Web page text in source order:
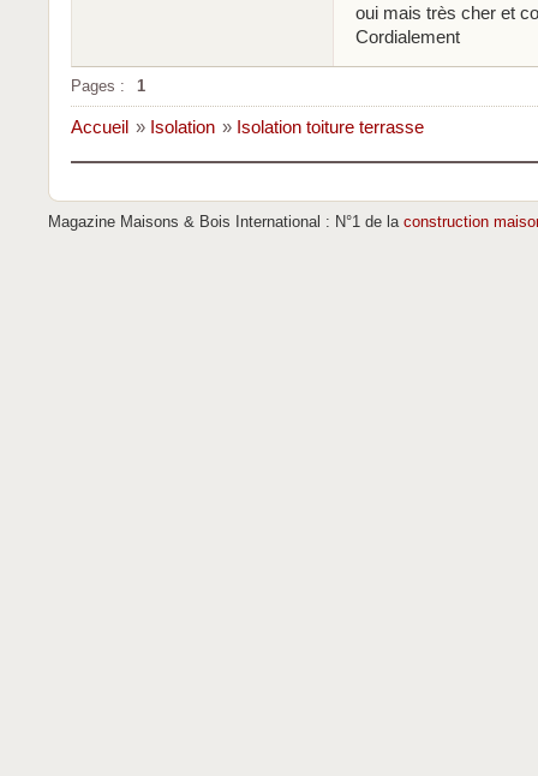
oui mais très cher et
Cordialement
Pages : 1
Accueil » Isolation » Isolation toiture terrasse
Magazine Maisons & Bois International : N°1 de la construction